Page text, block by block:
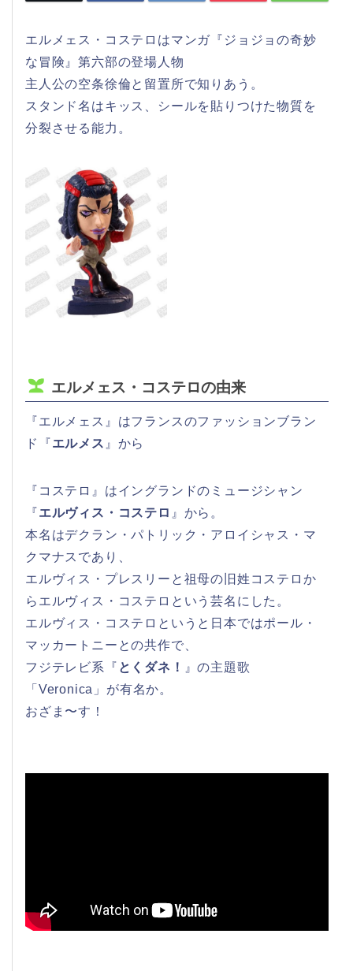
エルメェス・コステロはマンガ『ジョジョの奇妙
な冒険』第六部の登場人物
主人公の空条徐倫と留置所で知りあう。
スタンド名はキッス、シールを貼りつけた物質を
分裂させる能力。
エルメェス・コステロの由来
『エルメェス』はフランスのファッションブラン
ド『エルメス 』から
『コステロ』はイングランドのミュージシャン
『エルヴィス・コステロ 』から。
本名はデクラン・パトリック・アロイシャス・マ
クマナスであり、
エルヴィス・プレスリーと祖母の旧姓コステロか
らエルヴィス・コステロという芸名にした。
エルヴィス・コステロというと日本ではポール・
マッカートニーとの共作で、
フジテレビ系『 とくダネ！
』の主題歌
「Veronica」が有名か。
おざま〜す！